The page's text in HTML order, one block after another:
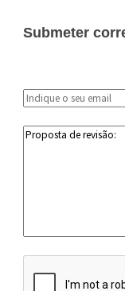
Submeter